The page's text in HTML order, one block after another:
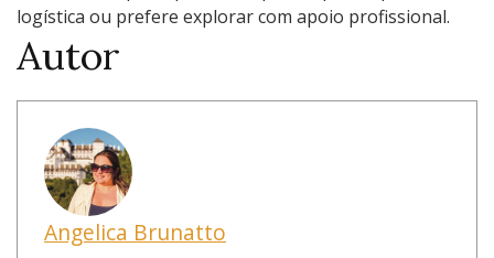
logística ou prefere explorar com apoio profissional.
Autor
Angelica Brunatto